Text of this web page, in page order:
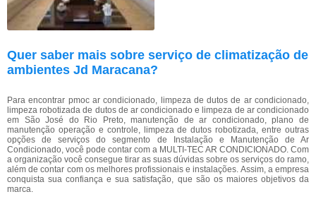
Quer saber mais sobre serviço de climatização de
ambientes Jd Maracana?
Para encontrar pmoc ar condicionado, limpeza de dutos de ar condicionado,
limpeza robotizada de dutos de ar condicionado e limpeza de ar condicionado
em São José do Rio Preto, manutenção de ar condicionado, plano de
manutenção operação e controle, limpeza de dutos robotizada, entre outras
opções de serviços do segmento de Instalação e Manutenção de Ar
Condicionado, você pode contar com a MULTI-TEC AR CONDICIONADO. Com
a organização você consegue tirar as suas dúvidas sobre os serviços do ramo,
além de contar com os melhores profissionais e instalações. Assim, a empresa
conquista sua confiança e sua satisfação, que são os maiores objetivos da
marca.